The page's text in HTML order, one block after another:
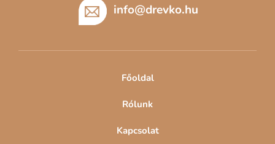
info@drevko.hu
Főoldal
Rólunk
Kapcsolat